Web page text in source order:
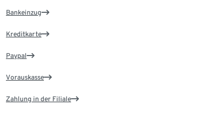
Bankeinzug
Kreditkarte
Paypal
Vorauskasse
Zahlung in der Filiale